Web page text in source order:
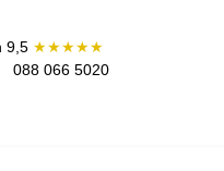
9,5 ★★★★★
088 066 5020